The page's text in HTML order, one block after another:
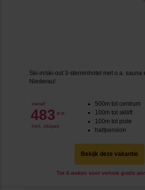
Ski-in/ski-out 3-sterrenhotel met o.a. sauna
Niederau!
vanaf
483 p.p.
incl. skipas
500m tot centrum
100m tot skilift
100m tot piste
halfpension
Bekijk deze vakantie
Tot 6 weken voor vertrek gratis